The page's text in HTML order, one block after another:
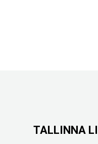
TALLINNA